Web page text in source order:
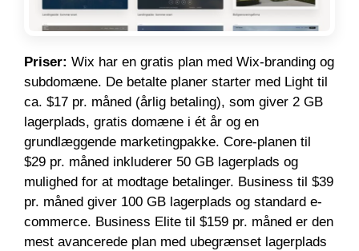
Priser: Wix har en gratis plan med Wix-branding og
subdomæne. De betalte planer starter med Light til
ca. $17 pr. måned (årlig betaling), som giver 2 GB
lagerplads, gratis domæne i ét år og en
grundlæggende marketingpakke. Core-planen til
$29 pr. måned inkluderer 50 GB lagerplads og
mulighed for at modtage betalinger. Business til $39
pr. måned giver 100 GB lagerplads og standard e-
commerce. Business Elite til $159 pr. måned er den
mest avancerede plan med ubegrænset lagerplads